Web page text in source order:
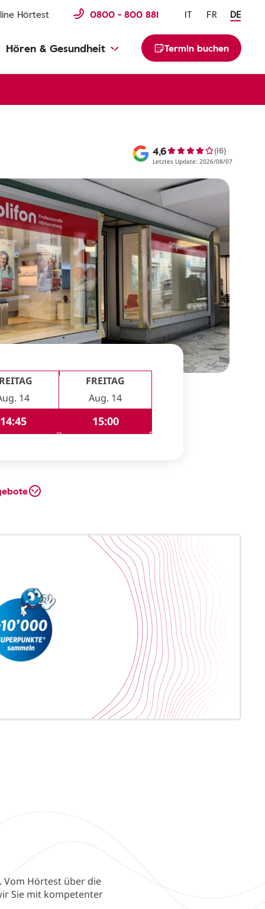
Hörtest 0800 - 800 881 IT FR DE
Hören & Gesundheit Termin buchen
4,6 (16)
Letztes Update: 2026/08/07
14
14:45
FREITAG
Aug. 14
15:00
Vom Hörtest über die
Sie mit kompetenter